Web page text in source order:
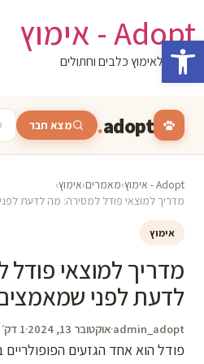
פתח סרגל נגישות
לתוכן
Adopt - אימוץ
המגזין לאימוץ כלבים וחתולים
adopt
. מצא חבר
Adopt - אימוץ ›מאמרים›אימוץ›
מדריך למוצאי פודל למסירה: מה לדעת
אימוץ
מדריך למוצאי
לדעת לפני
admin_adopt
·אוקטובר 13, 2024 ·1 דק׳ קריאה
פודל הוא אחד הגזעים